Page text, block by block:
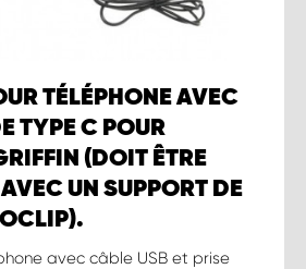
TÉLÉPHONE AVEC
TYPE C POUR
(DOIT ÊTRE
UN SUPPORT DE
avec câble USB et prise